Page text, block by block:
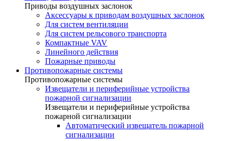
Приводы воздушных заслонок
Аксессуары к приводам воздушных заслонок
Для систем вентиляции
Для систем рельсового транспорта
Компактные VAV
Линейного действия
Пожарные приводы
Противопожарные системы
Противопожарные системы
Извещатели и периферийные устройства
пожарной сигнализации
Извещатели и периферийные устройства
пожарной сигнализации
Автоматический извещатель пожарной
сигнализации